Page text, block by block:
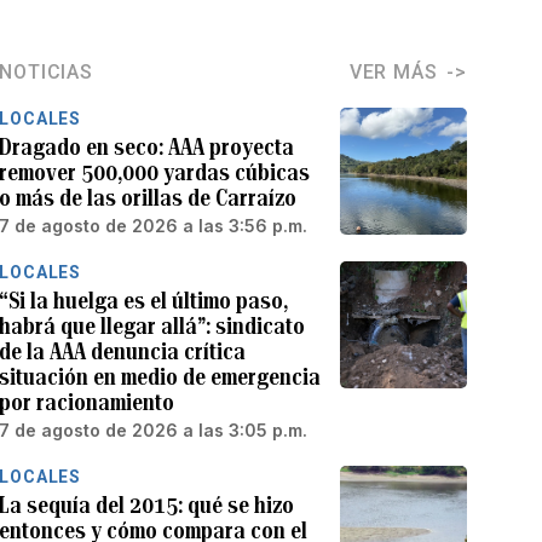
NOTICIAS VER MÁS
LOCALES
Dragado en seco: AAA proyecta
remover 500,000 yardas cúbicas
o más de las orillas de Carraízo
7 de agosto de 2026 a las 3:56 p.m.
LOCALES
“Si la huelga es el último paso,
habrá que llegar allá”: sindicato
de la AAA denuncia crítica
situación en medio de emergencia
por racionamiento
7 de agosto de 2026 a las 3:05 p.m.
LOCALES
La sequía del 2015: qué se hizo
entonces y cómo compara con el